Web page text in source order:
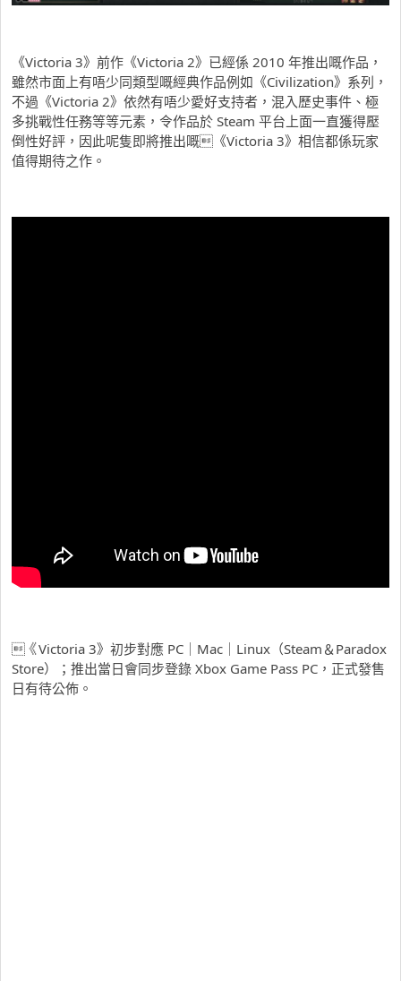
《Victoria 3》前作《Victoria 2》已經係 2010 年推出嘅作品，
雖然市面上有唔少同類型嘅經典作品例如《Civilization》系列，
不過《Victoria 2》依然有唔少愛好支持者，混入歷史事件、極
多挑戰性任務等等元素，令作品於 Steam 平台上面一直獲得壓
倒性好評，因此呢隻即將推出嘅《Victoria 3》相信都係玩家
值得期待之作。
《Victoria 3》初步對應 PC｜Mac｜Linux（Steam＆Paradox
Store）；推出當日會同步登錄 Xbox Game Pass PC，正式發售
日有待公佈。